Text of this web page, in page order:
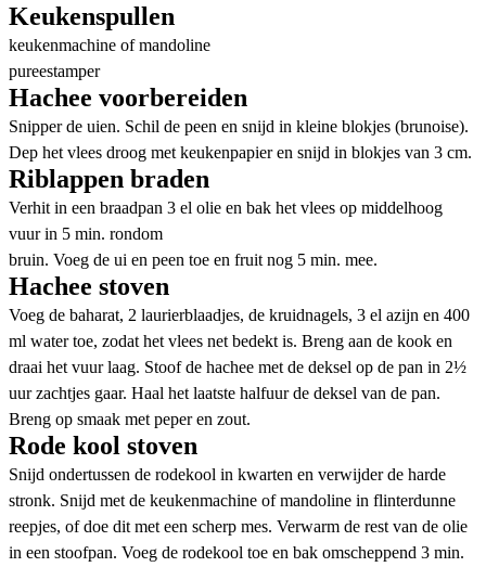
Keukenspullen
keukenmachine of mandoline
pureestamper
Hachee voorbereiden
Snipper de uien. Schil de peen en snijd in kleine blokjes (brunoise).
Dep het vlees droog met keukenpapier en snijd in blokjes van 3 cm.
Riblappen braden
Verhit in een braadpan 3 el olie en bak het vlees op middelhoog
vuur in 5 min. rondom
bruin. Voeg de ui en peen toe en fruit nog 5 min. mee.
Hachee stoven
Voeg de baharat, 2 laurierblaadjes, de kruidnagels, 3 el azijn en 400
ml water toe, zodat het vlees net bedekt is. Breng aan de kook en
draai het vuur laag. Stoof de hachee met de deksel op de pan in 2½
uur zachtjes gaar. Haal het laatste halfuur de deksel van de pan.
Breng op smaak met peper en zout.
Rode kool stoven
Snijd ondertussen de rodekool in kwarten en verwijder de harde
stronk. Snijd met de keukenmachine of mandoline in flinterdunne
reepjes, of doe dit met een scherp mes. Verwarm de rest van de olie
in een stoofpan. Voeg de rodekool toe en bak omscheppend 3 min.